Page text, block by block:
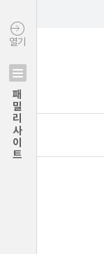
열기
패밀리사이트